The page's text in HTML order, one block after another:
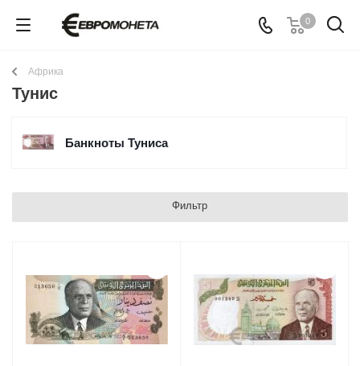
0
Африка
Тунис
Банкноты Туниса
Фильтр